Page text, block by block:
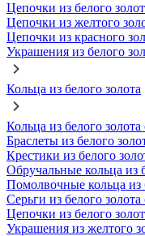
Цепочки из белого
Цепочки из желтого
Цепочки из красного
Украшения из белого
Кольца из белого золота
Кольца из белого
Браслеты из белого
Крестики из белого
Обручальные кольца из
Помолвочные кольца из
Серьги из белого
Цепочки из белого
Украшения из желтого